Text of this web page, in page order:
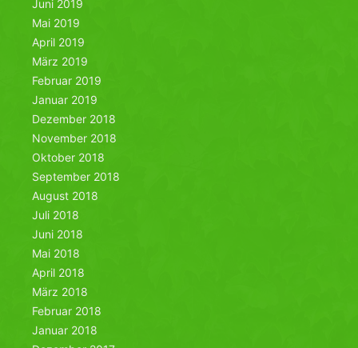
Juni 2019
Mai 2019
April 2019
März 2019
Februar 2019
Januar 2019
Dezember 2018
November 2018
Oktober 2018
September 2018
August 2018
Juli 2018
Juni 2018
Mai 2018
April 2018
März 2018
Februar 2018
Januar 2018